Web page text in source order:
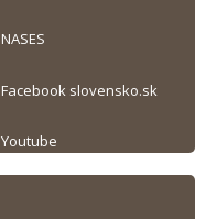
NASES
Facebook slovensko.sk
Youtube